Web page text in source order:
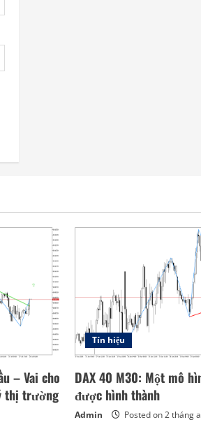
– Vai cho
thị trường
Tín hiệu
DAX 40 M30: Một mô
được hình thành
Admin Posted on 2 tháng